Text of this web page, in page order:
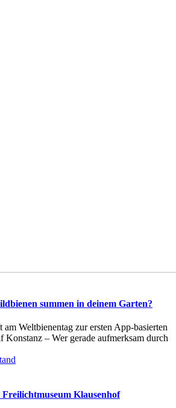
summen in deinem Garten?
Weltbienentag zur ersten App-basierten
Konstanz – Wer gerade aufmerksam durch
Klausenhof